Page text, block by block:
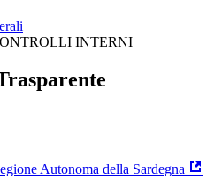
INTERNI
Autonoma della Sardegna